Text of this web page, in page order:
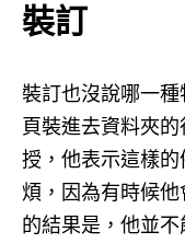
裝訂
裝訂也沒說哪一
頁裝進去資料夾
授，他表示這樣
煩，因為有時候
的結果是，他並不